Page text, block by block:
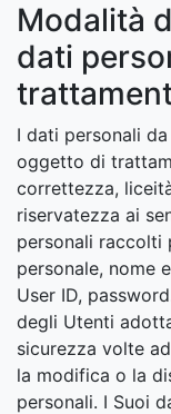
Modalità
dati
I dati personali
oggetto di
correttezza,
riservatezza ai
personali raccolti
personale, nome
User ID,
degli Utenti
sicurezza volte
la modifica o la
personali. I Suoi